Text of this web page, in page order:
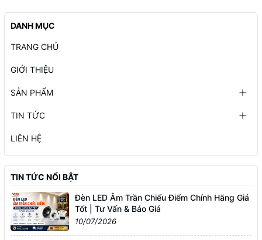
DANH MỤC
TRANG CHỦ
GIỚI THIỆU
SẢN PHẨM
TIN TỨC
LIÊN HỆ
TIN TỨC NỔI BẬT
Đèn LED Âm Trần Chiếu Điểm Chính Hãng Giá
Tốt | Tư Vấn & Báo Giá
10/07/2026